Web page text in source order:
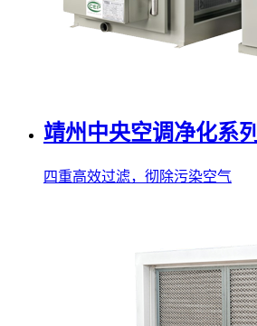
靖州中央空调净化系列
四重高效过滤，彻除污染空气